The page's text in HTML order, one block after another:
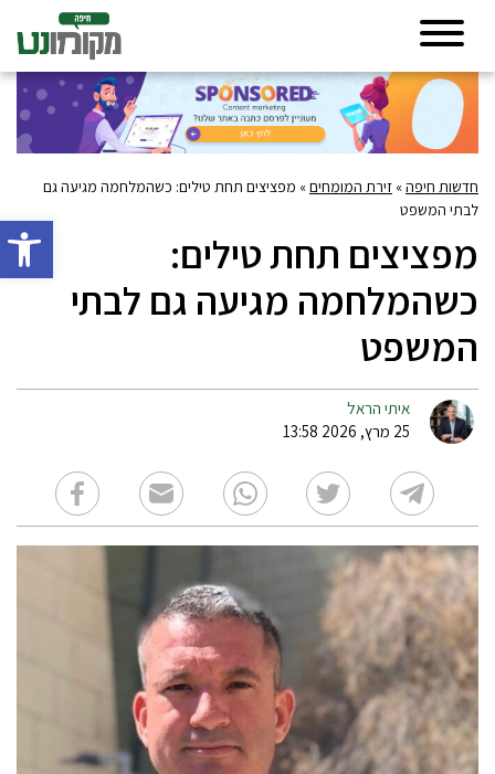
פתח
חדשות חיפה» זירת המומחים» מפציצים תחת טילים: כשהמלחמה מגיעה גם
לבתי המשפט
מפציצים תחת טילים:
כשהמלחמה מגיעה גם לבתי
המשפט
איתי הראל
25 מרץ, 2026 13:58